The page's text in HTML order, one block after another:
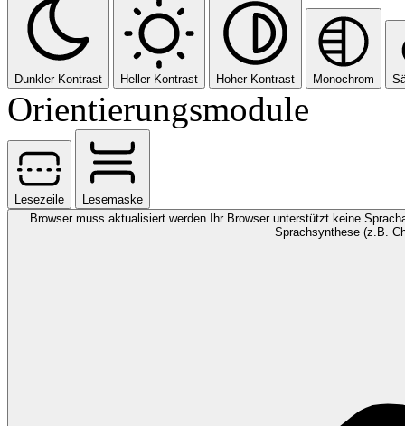
Dunkler Kontrast Heller Kontrast Hoher Kontrast Monochrom
Orientierungsmodule
Lesezeile
Lesemaske
Browser muss aktualisiert werden Ihr Browser unterstützt keine
Sprachsynthese (z.B.